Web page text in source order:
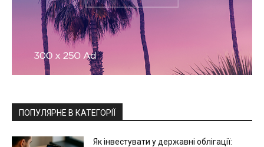
ПОПУЛЯРНЕ В КАТЕГОРІЇ
Як інвестувати у державні облігації: